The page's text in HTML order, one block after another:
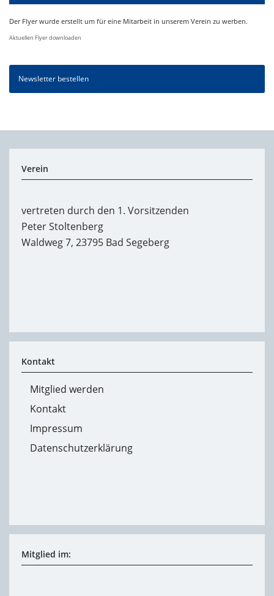
Der Flyer wurde erstellt um für eine Mitarbeit in unserem Verein zu werben.
Aktuellen Flyer downloaden
Newsletter bestellen
Verein
vertreten durch den 1. Vorsitzenden
Peter Stoltenberg
Waldweg 7, 23795 Bad Segeberg
Kontakt
Mitglied werden
Kontakt
Impressum
Datenschutzerklärung
Mitglied im: